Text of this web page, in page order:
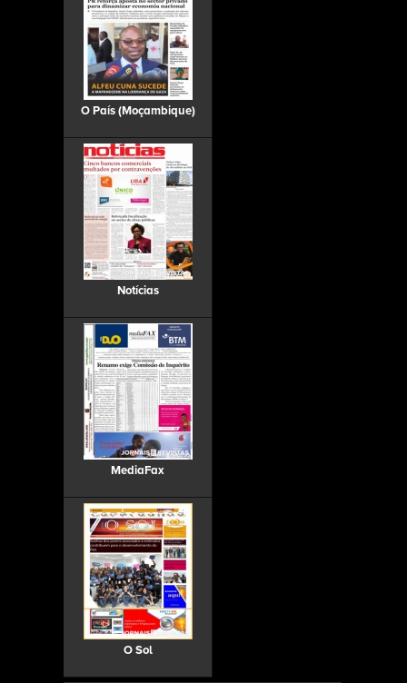
O País (Moçambique)
Notícias
MediaFax
O Sol